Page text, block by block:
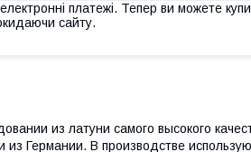
платежі. Тепер ви можете
сайту.
из латуни самого высокого
из Германии. В производстве